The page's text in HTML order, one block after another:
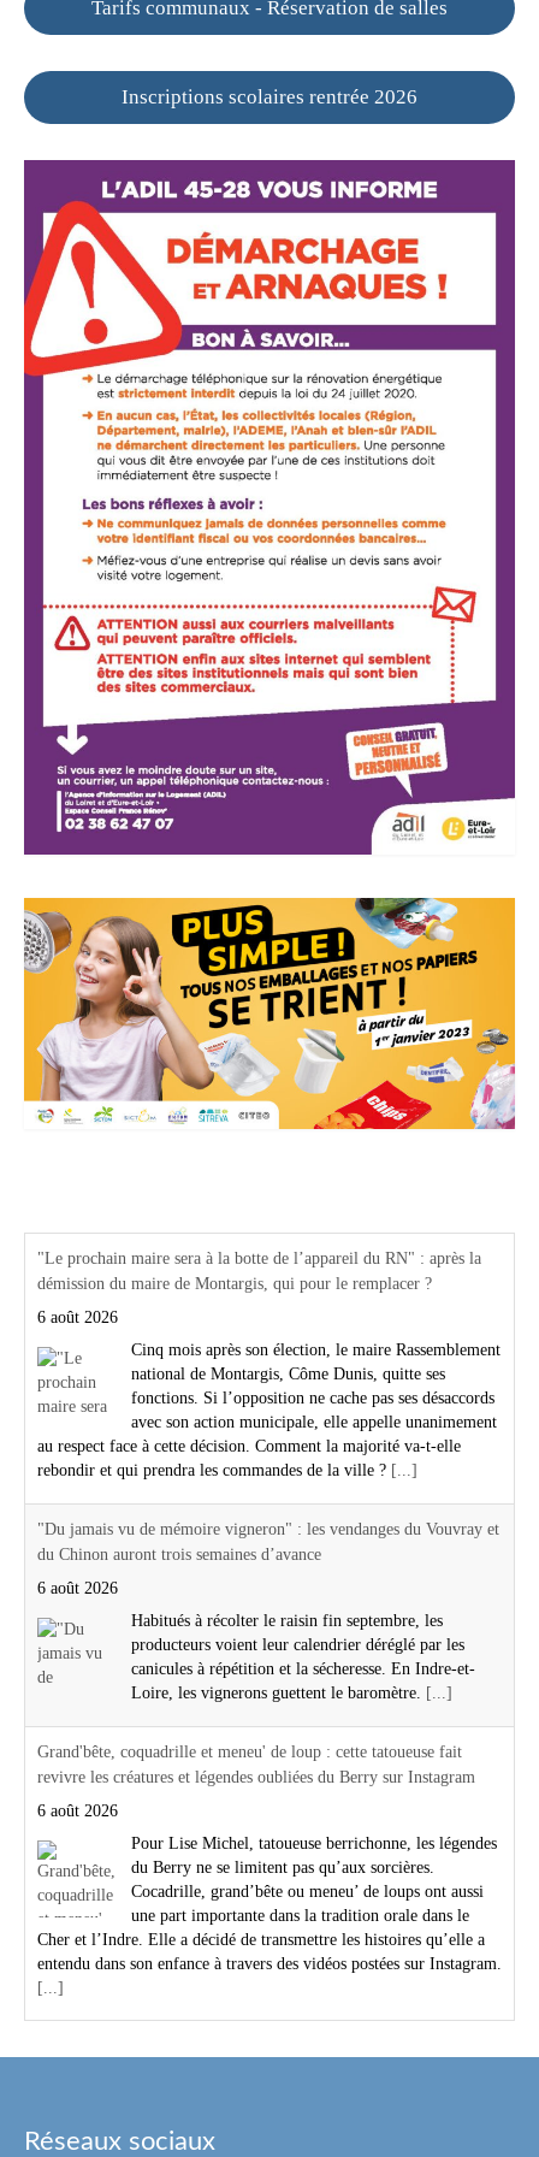
Tarifs communaux - Réservation de salles
Inscriptions scolaires rentrée 2026
"Le prochain maire sera à la botte de l’appareil du RN" : après la
démission du maire de Montargis, qui pour le remplacer ?
6 août 2026
Cinq mois après son élection, le maire Rassemblement
national de Montargis, Côme Dunis, quitte ses
fonctions. Si l’opposition ne cache pas ses désaccords
avec son action municipale, elle appelle unanimement
au respect face à cette décision. Comment la majorité va-t-elle
rebondir et qui prendra les commandes de la ville ? [...]
"Du jamais vu de mémoire vigneron" : les vendanges du Vouvray et
du Chinon auront trois semaines d’avance
6 août 2026
Habitués à récolter le raisin fin septembre, les
producteurs voient leur calendrier déréglé par les
canicules à répétition et la sécheresse. En Indre-et-
Loire, les vignerons guettent le baromètre. [...]
Grand'bête, coquadrille et meneu' de loup : cette tatoueuse fait
revivre les créatures et légendes oubliées du Berry sur Instagram
6 août 2026
Pour Lise Michel, tatoueuse berrichonne, les légendes
du Berry ne se limitent pas qu’aux sorcières.
Cocadrille, grand’bête ou meneu’ de loups ont aussi
une part importante dans la tradition orale dans le
Cher et l’Indre. Elle a décidé de transmettre les histoires qu’elle a
entendu dans son enfance à travers des vidéos postées sur Instagram.
[...]
Réseaux sociaux